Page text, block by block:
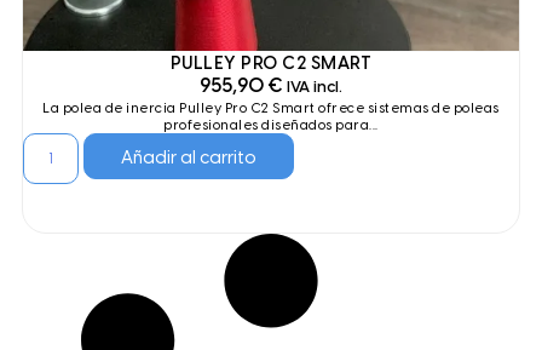
PULLEY PRO C2 SMART
955,90 € IVA incl.
La polea de inercia Pulley Pro C2 Smart ofrece sistemas de poleas
profesionales diseñados para...
Añadir al carrito